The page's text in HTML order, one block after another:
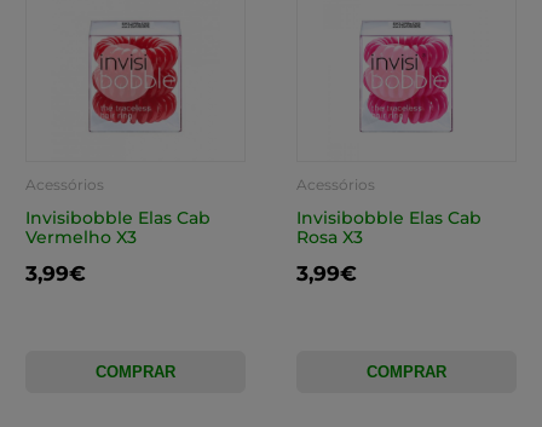
Acessórios
Invisibobble Elas Cab
Vermelho X3
3,99€
COMPRAR
Acessórios
Invisibobble Elas Cab
Rosa X3
3,99€
COMPRAR